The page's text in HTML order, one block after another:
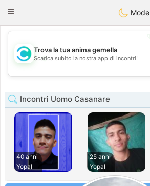
olombiaCitas
Toggle
Mode
💖
💕
Trova la tua anima gemella
Scarica subito la nostra app di incontri!
Incontri Uomo Casanare
40 anni
Yopal
25 anni
Yopal